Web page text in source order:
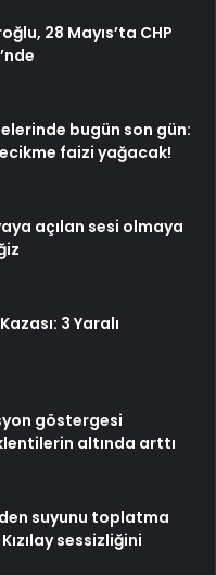
28 Mayıs’ta CHP
bugün son gün:
faizi yağacak!
açılan sesi olmaya
3 Yaralı
göstergesi
altında arttı
suyunu toplatma
sessizliğini